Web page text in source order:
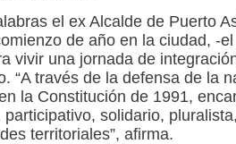
el ex Alcalde de Puerto
de año en la ciudad, -
vivir una jornada de
“A través de la defensa de la
la Constitución de 1991,
participativo, solidario,
territoriales”, afirma.